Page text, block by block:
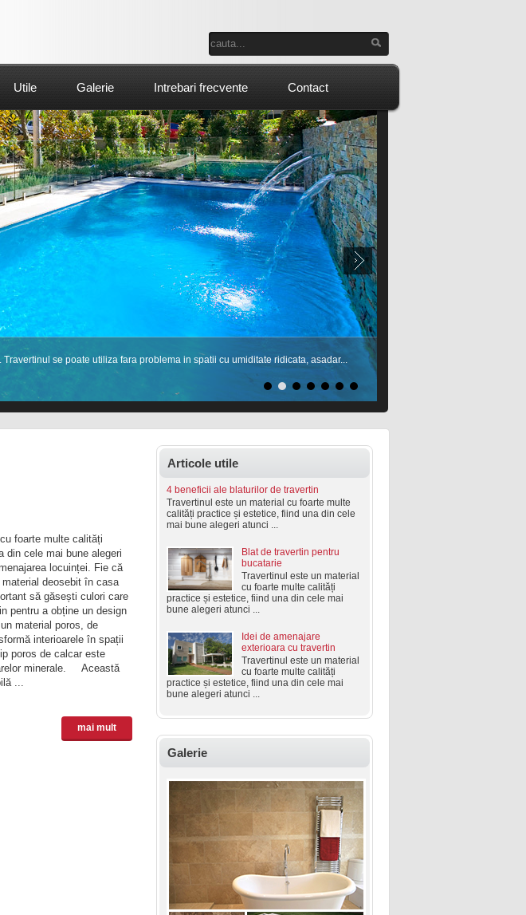
Utile Galerie Intrebari frecvente Contact
se poate utiliza fara problema in spatii cu umiditate ridicata, asadar...
Articole utile
4 beneficii ale blaturilor de travertin
Travertinul este un material cu foarte multe
calități practice și estetice, fiind una din cele
mai bune alegeri atunci ...
Blat de travertin pentru
bucatarie
Travertinul este un material
cu foarte multe calități
practice și estetice, fiind una din cele mai
bune alegeri atunci ...
Idei de amenajare
exterioara cu travertin
Travertinul este un material
cu foarte multe calități
practice și estetice, fiind una din cele mai
bune alegeri atunci ...
Galerie
foarte multe calități
din cele mai bune alegeri
locuinței. Fie că
deosebit în casa
să găsești culori care
pentru a obține un design
material poros, de
interioarele în spații
poros de calcar este
minerale. Această
...
mai mult